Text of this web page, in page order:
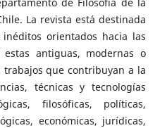
La revista está destinada
orientados hacia las
antiguas, modernas o
que contribuyan a la
técnicas y tecnologías
filosóficas, políticas,
económicas, jurídicas,